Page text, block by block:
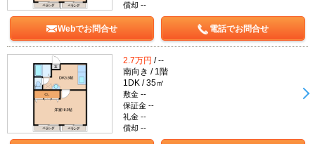
償却 --
Webでお問合せ 電話でお問合せ
2.7万円 / --
南向き / 1階
1DK / 35㎡
敷金 --
保証金 --
礼金 --
償却 --